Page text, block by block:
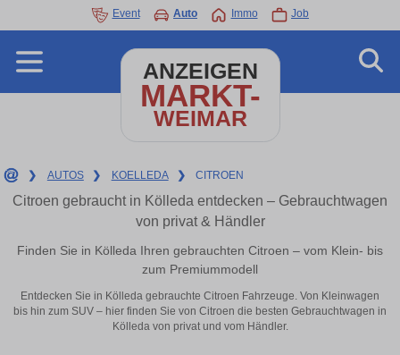
Event Auto Immo Job
ANZEIGEN
MARKT-
WEIMAR
❯ AUTOS ❯ KOELLEDA ❯ CITROEN
Citroen gebraucht in Kölleda entdecken – Gebrauchtwagen
von privat & Händler
Finden Sie in Kölleda Ihren gebrauchten Citroen – vom Klein- bis
zum Premiummodell
Entdecken Sie in Kölleda gebrauchte Citroen Fahrzeuge. Von Kleinwagen
bis hin zum SUV – hier finden Sie von Citroen die besten Gebrauchtwagen in
Kölleda von privat und vom Händler.